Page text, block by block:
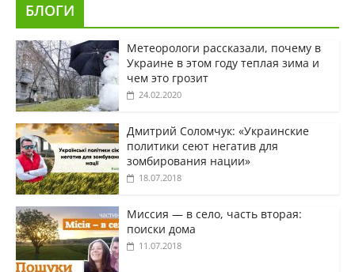
БЛОГИ
Метеорологи рассказали, почему в
Украине в этом году теплая зима и
чем это грозит
24.02.2020
Дмитрий Соломчук: «Украинские
политики сеют негатив для
зомбирования нации»
18.07.2018
Миссия — в село, часть вторая:
поиски дома
11.07.2018